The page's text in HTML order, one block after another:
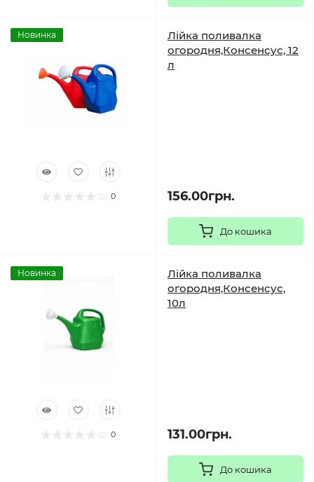
Новинка
0
Лійка поливалка
огородня,Консенсус, 12
л
156.00грн.
До кошика
Новинка
0
Лійка поливалка
огородня,Консенсус,
10л
131.00грн.
До кошика